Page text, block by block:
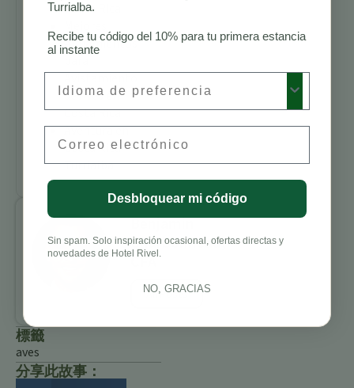
Costa Rica
Alojamientos
Avistamiento
de Aves en
Costa Rica
Aventura en
Costa Rica
Turrialba
Benjamin
Charbonneau,
CFA
All Posts
標籤
aves
分享此故事：
Turrialba.
Recibe tu código del 10% para tu primera estancia
al instante
Desbloquear mi código
Sin spam. Solo inspiración ocasional, ofertas directas y
novedades de Hotel Rivel.
NO, GRACIAS